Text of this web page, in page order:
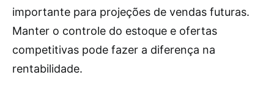
importante para projeções de vendas futuras.
Manter o controle do estoque e ofertas
competitivas pode fazer a diferença na
rentabilidade.